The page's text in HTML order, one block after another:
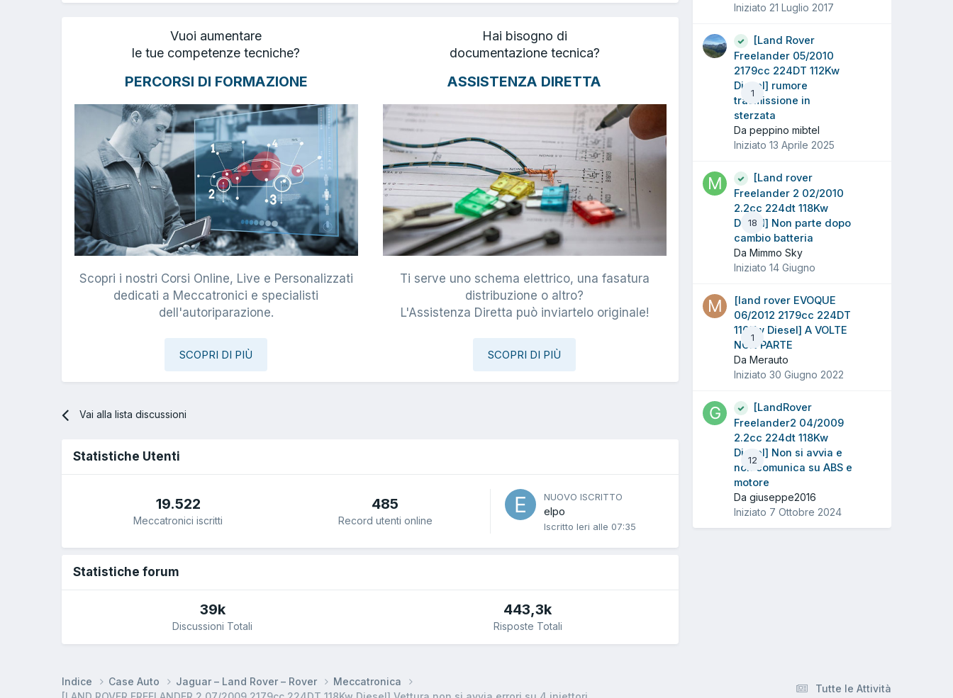
Vuoi aumentare
le tue competenze tecniche?
PERCORSI DI FORMAZIONE
Scopri i nostri Corsi Online, Live e Personalizzati
dedicati a Meccatronici e specialisti
dell'autoriparazione.
SCOPRI DI PIÙ
Hai bisogno di
documentazione tecnica?
ASSISTENZA DIRETTA
Ti serve uno schema elettrico, una fasatura
distribuzione o altro?
L'Assistenza Diretta può inviartelo originale!
SCOPRI DI PIÙ
Vai alla lista discussioni
Statistiche Utenti
19.522
Meccatronici iscritti
485
Record utenti online
NUOVO ISCRITTO
elpo
Iscritto Ieri alle 07:35
Statistiche forum
39k
Discussioni Totali
443,3k
Risposte Totali
Iniziato 21 Luglio 2017
1
[Land Rover
Freelander 05/2010
2179cc 224DT 112Kw
Diesel] rumore
trasmissione in
sterzata
Da peppino mibtel
Iniziato 13 Aprile 2025
18
[Land rover
Freelander 2 02/2010
2.2cc 224dt 118Kw
Diesel] Non parte dopo
cambio batteria
Da Mimmo Sky
Iniziato 14 Giugno
1
[land rover EVOQUE
06/2012 2179cc 224DT
110Kw Diesel] A VOLTE
NON PARTE
Da Merauto
Iniziato 30 Giugno 2022
12
[LandRover
Freelander2 04/2009
2.2cc 224dt 118Kw
Diesel] Non si avvia e
non comunica su ABS e
motore
Da giuseppe2016
Iniziato 7 Ottobre 2024
Tutte le Attività
Indice Case Auto Jaguar – Land Rover – Rover
Meccatronica